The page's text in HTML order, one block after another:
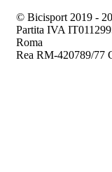
© Bicisport 2019 -
Partita IVA
Roma
Rea RM-420789/77